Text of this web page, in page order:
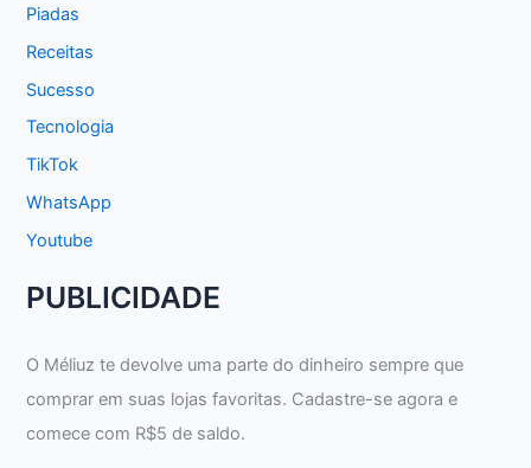
Piadas
Receitas
Sucesso
Tecnologia
TikTok
WhatsApp
Youtube
PUBLICIDADE
O Méliuz te devolve uma parte do dinheiro sempre que
comprar em suas lojas favoritas. Cadastre-se agora e
comece com R$5 de saldo.